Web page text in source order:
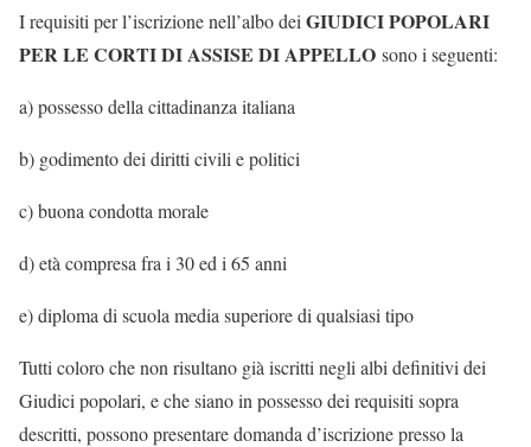
I requisiti per l’iscrizione nell’albo dei GIUDICI POPOLARI
PER LE CORTI DI ASSISE DI APPELLO sono i seguenti:
a) possesso della cittadinanza italiana
b) godimento dei diritti civili e politici
c) buona condotta morale
d) età compresa fra i 30 ed i 65 anni
e) diploma di scuola media superiore di qualsiasi tipo
Tutti coloro che non risultano già iscritti negli albi definitivi dei
Giudici popolari, e che siano in possesso dei requisiti sopra
descritti, possono presentare domanda d’iscrizione presso la